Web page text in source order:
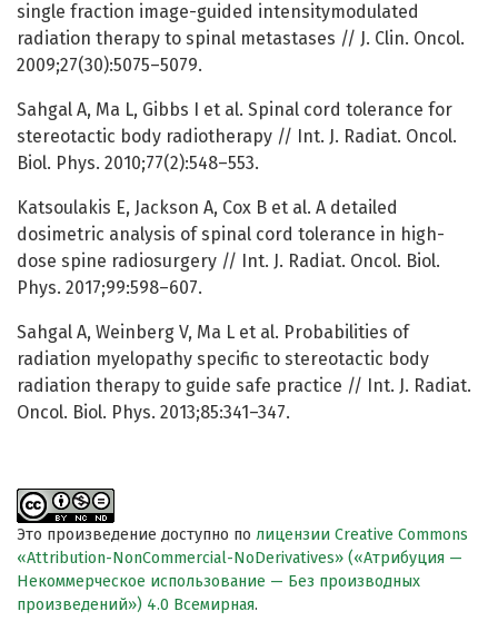
single fraction image-guided intensitymodulated
radiation therapy to spinal metastases // J. Clin. Oncol.
2009;27(30):5075–5079.
Sahgal A, Ma L, Gibbs I et al. Spinal cord tolerance for
stereotactic body radiotherapy // Int. J. Radiat. Oncol.
Biol. Phys. 2010;77(2):548–553.
Katsoulakis E, Jackson A, Cox B et al. A detailed
dosimetric analysis of spinal cord tolerance in high-
dose spine radiosurgery // Int. J. Radiat. Oncol. Biol.
Phys. 2017;99:598–607.
Sahgal A, Weinberg V, Ma L et al. Probabilities of
radiation myelopathy specific to stereotactic body
radiation therapy to guide safe practice // Int. J. Radiat.
Oncol. Biol. Phys. 2013;85:341–347.
Это произведение доступно по лицензии Creative Commons
«Attribution-NonCommercial-NoDerivatives» («Атрибуция —
Некоммерческое использование — Без производных
произведений») 4.0 Всемирная.